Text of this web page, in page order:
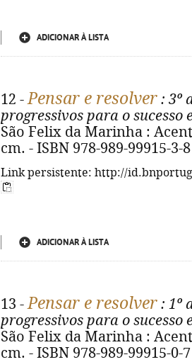
ADICIONAR À LISTA
12 -Pensar e resolver : 3º
progressivos para o sucesso
São Felix da Marinha :
cm. - ISBN 978-989-99915-3-8
Link persistente: http://
ADICIONAR À LISTA
13 -Pensar e resolver : 1º
progressivos para o sucesso
São Felix da Marinha :
cm. - ISBN 978-989-99915-0-7